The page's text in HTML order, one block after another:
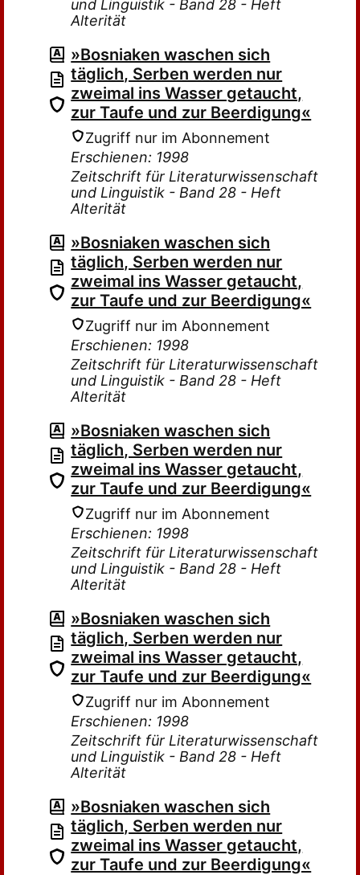
und Linguistik - Band 28 - Heft
Alterität
»Bosniaken waschen sich
täglich, Serben werden nur
zweimal ins Wasser getaucht,
zur Taufe und zur Beerdigung«
Zugriff nur im Abonnement
Erschienen: 1998
Zeitschrift für Literaturwissenschaft
und Linguistik - Band 28 - Heft
Alterität
»Bosniaken waschen sich
täglich, Serben werden nur
zweimal ins Wasser getaucht,
zur Taufe und zur Beerdigung«
Zugriff nur im Abonnement
Erschienen: 1998
Zeitschrift für Literaturwissenschaft
und Linguistik - Band 28 - Heft
Alterität
»Bosniaken waschen sich
täglich, Serben werden nur
zweimal ins Wasser getaucht,
zur Taufe und zur Beerdigung«
Zugriff nur im Abonnement
Erschienen: 1998
Zeitschrift für Literaturwissenschaft
und Linguistik - Band 28 - Heft
Alterität
»Bosniaken waschen sich
täglich, Serben werden nur
zweimal ins Wasser getaucht,
zur Taufe und zur Beerdigung«
Zugriff nur im Abonnement
Erschienen: 1998
Zeitschrift für Literaturwissenschaft
und Linguistik - Band 28 - Heft
Alterität
»Bosniaken waschen sich
täglich, Serben werden nur
zweimal ins Wasser getaucht,
zur Taufe und zur Beerdigung«